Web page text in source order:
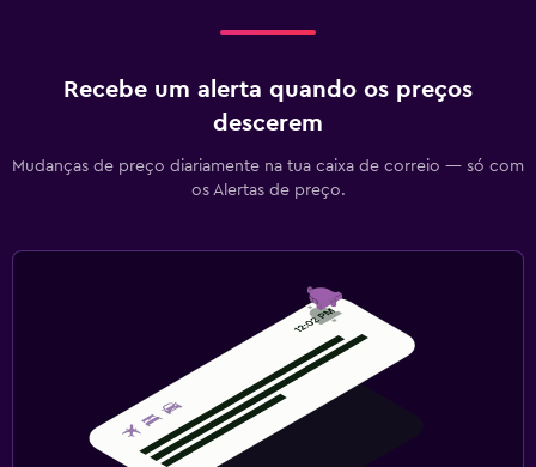
Recebe um alerta quando os preços
descerem
Mudanças de preço diariamente na tua caixa de correio — só com
os Alertas de preço.